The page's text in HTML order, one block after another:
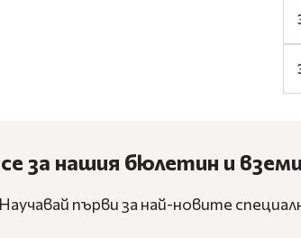
за нашия бюлетин и вземи
Научавай първи за най-новите